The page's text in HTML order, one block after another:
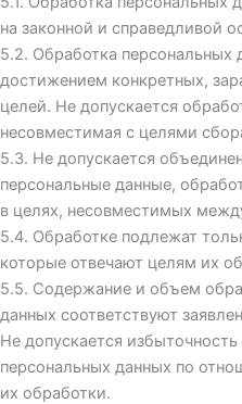
на законной и справедливой
5.2. Обработка персональных
достижением конкретных,
целей. Не допускается
несовместимая с целями
5.3. Не допускается
персональные данные,
в целях, несовместимых
5.4. Обработке подлежат
которые отвечают целям их
5.5. Содержание и объем
данных соответствуют
Не допускается
персональных данных по
их обработки.